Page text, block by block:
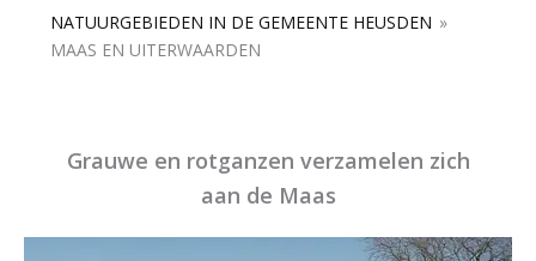
NATUURGEBIEDEN IN DE GEMEENTE HEUSDEN »
MAAS EN UITERWAARDEN
Grauwe en rotganzen verzamelen zich
aan de Maas